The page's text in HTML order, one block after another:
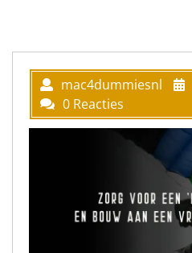
mac4dummiesnl
0 Reacties